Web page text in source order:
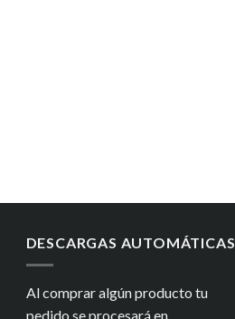
DESCARGAS AUTOMÁTICAS
Al comprar algún producto tu
pedido se procesará en